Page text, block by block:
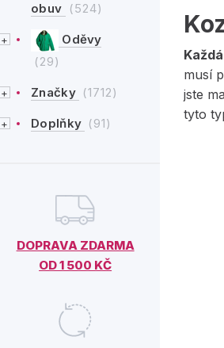
obuv (524)
Oděvy
(29)
Značky (1712)
Doplňky (91)
DOPRAVA ZDARMA
OD 1 500 KČ
musí
jste
tyto